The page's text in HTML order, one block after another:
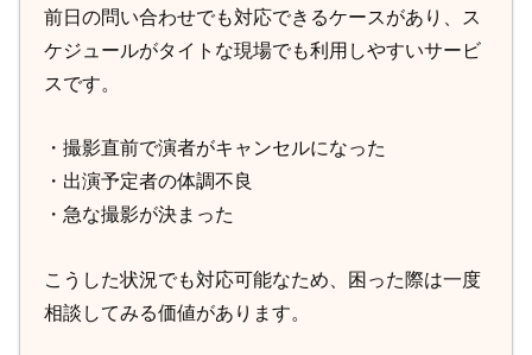
前日の問い合わせでも対応できるケースがあり、ス
ケジュールがタイトな現場でも利用しやすいサービ
スです。
・撮影直前で演者がキャンセルになった
・出演予定者の体調不良
・急な撮影が決まった
こうした状況でも対応可能なため、困った際は一度
相談してみる価値があります。